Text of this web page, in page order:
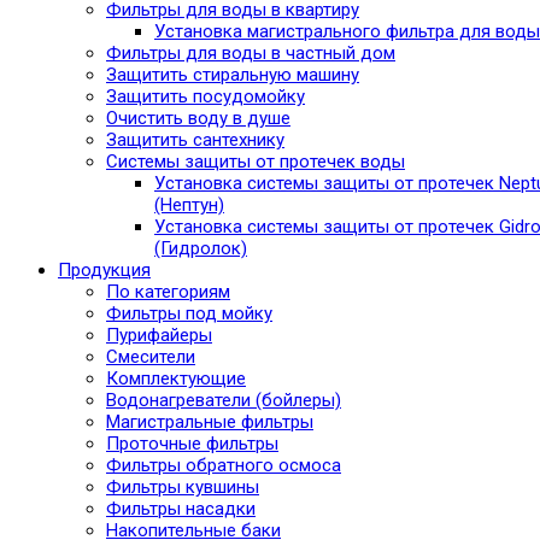
Фильтры для воды в квартиру
Установка магистрального фильтра для воды
Фильтры для воды в частный дом
Защитить стиральную машину
Защитить посудомойку
Очистить воду в душе
Защитить сантехнику
Системы защиты от протечек воды
Установка системы защиты от протечек
(Нептун)
Установка системы защиты от протечек
(Гидролок)
Продукция
По категориям
Фильтры под мойку
Пурифайеры
Смесители
Комплектующие
Водонагреватели (бойлеры)
Магистральные фильтры
Проточные фильтры
Фильтры обратного осмоса
Фильтры кувшины
Фильтры насадки
Накопительные баки